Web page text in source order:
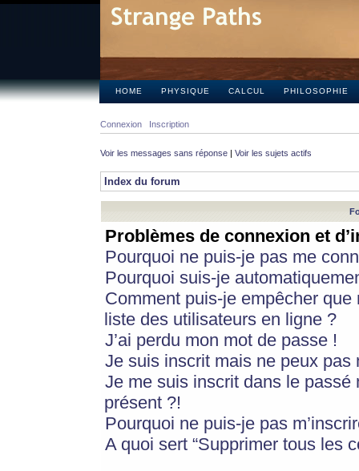
HOME PHYSIQUE CALCUL PHILOSOPHIE
Connexion Inscription
Voir les messages sans réponse | Voir les sujets actifs
Index du forum
Problèmes de connexion et
Pourquoi ne puis-je pas me
Pourquoi suis-je
Comment puis-je empêcher
liste des utilisateurs en ligne ?
J’ai perdu mon mot de passe !
Je suis inscrit mais ne peux pas
Je me suis inscrit dans le
présent ?!
Pourquoi ne puis-je pas
A quoi sert “Supprimer tous les